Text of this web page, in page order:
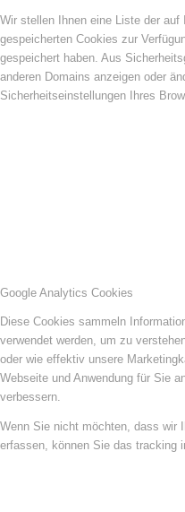
Wir stellen Ihnen eine Liste der auf
gespeicherten Cookies zur
gespeichert haben. Aus
anderen Domains anzeigen oder
Sicherheitseinstellungen Ihres
Google Analytics Cookies
Diese Cookies sammeln
verwendet werden, um zu
oder wie effektiv unsere
Webseite und Anwendung für Sie
verbessern.
Wenn Sie nicht möchten, dass wir
erfassen, können Sie das tracking